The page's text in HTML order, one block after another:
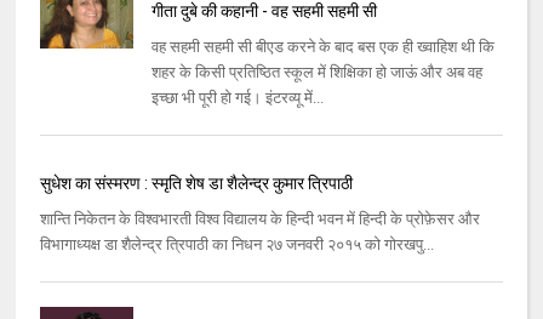
गीता दुबे की कहानी - वह सहमी सहमी सी
वह सहमी सहमी सी बीएड करने के बाद बस एक ही ख्वाहिश थी कि
शहर के किसी प्रतिष्ठित स्कूल में शिक्षिका हो जाऊं और अब वह
इच्छा भी पूरी हो गई। इंटरव्यू में...
सुधेश का संस्मरण : स्मृति शेष डा शैलेन्द्र कुमार त्रिपाठी
शान्ति निकेतन के विश्वभारती विश्व विद्यालय के हिन्दी भवन में हिन्दी के प्रोफ़ेसर और
विभागाध्यक्ष डा शैलेन्द्र त्रिपाठी का निधन २७ जनवरी २०१५ को गोरखपु...